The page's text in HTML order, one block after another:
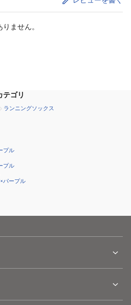
ません。
テゴリ
ランニングソックス
プル
プル
パープル